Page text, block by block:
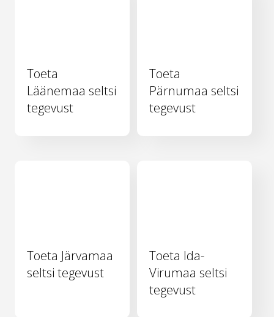
Toeta
Läänemaa seltsi
tegevust
Toeta
Pärnumaa seltsi
tegevust
Toeta Järvamaa
seltsi tegevust
Toeta Ida-
Virumaa seltsi
tegevust